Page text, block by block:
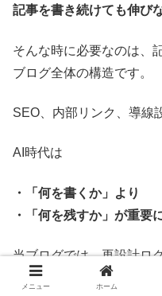
記事を書き続けても伸びな
そんな時に必要なのは、
ブログ全体の構造です。
SEO、内部リンク、導線
AI時代は
・「何を書くか」より
・「何を残すか」が重要
当ブログでは、再設計ロ
構造改善の実験と検証を
メニュー ホーム